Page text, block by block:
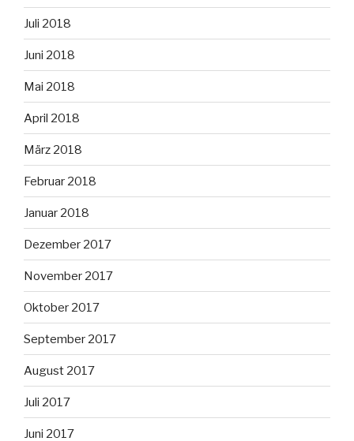
Juli 2018
Juni 2018
Mai 2018
April 2018
März 2018
Februar 2018
Januar 2018
Dezember 2017
November 2017
Oktober 2017
September 2017
August 2017
Juli 2017
Juni 2017